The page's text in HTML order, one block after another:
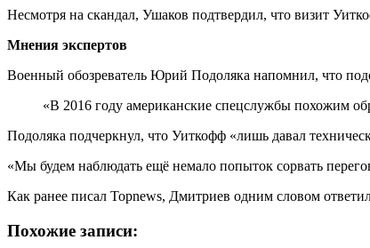
Несмотря на скандал, Ушаков подтвердил, что визит
Мнения экспертов
Военный обозреватель Юрий Подоляка напомнил, что
«В 2016 году американские спецслужбы похожим
Подоляка подчеркнул, что Уиткофф «лишь давал
«Мы будем наблюдать ещё немало попыток сорвать
Как ранее писал Topnews, Дмитриев одним словом
Похожие записи: